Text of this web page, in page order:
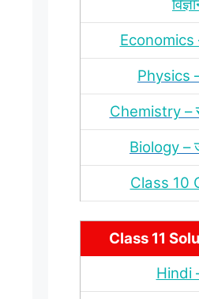
Economics
Physics
Chemistry –
Biology –
Class 10
Class 11
Hindi –